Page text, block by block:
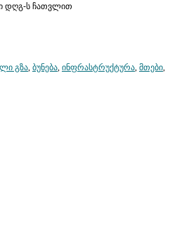
დღგ-ს ჩათვლით
გზა, ბუნება, ინფრასტრუქტურა, მთები,